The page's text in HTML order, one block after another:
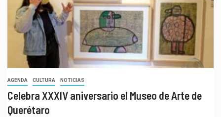
AGENDA CULTURA NOTICIAS
Celebra XXXIV aniversario el Museo de Arte de
Querétaro